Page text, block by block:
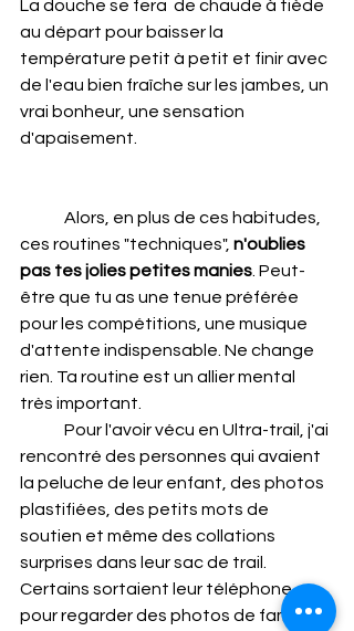
La douche se fera  de chaude à tiède
au départ pour baisser la
température petit à petit et finir avec
de l'eau bien fraîche sur les jambes, un
vrai bonheur, une sensation
d'apaisement.
ces routines "techniques", n'oublies
pas tes jolies petites manies . Peut-
être que tu as une tenue préférée
pour les compétitions, une musique
d'attente indispensable. Ne change
rien. Ta routine est un allier mental
très important.
rencontré des personnes qui avaient
la peluche de leur enfant, des photos
plastifiées, des petits mots de
soutien et même des collations
surprises dans leur sac de trail.
Certains sortaient leur téléphone
pour regarder des photos de famille